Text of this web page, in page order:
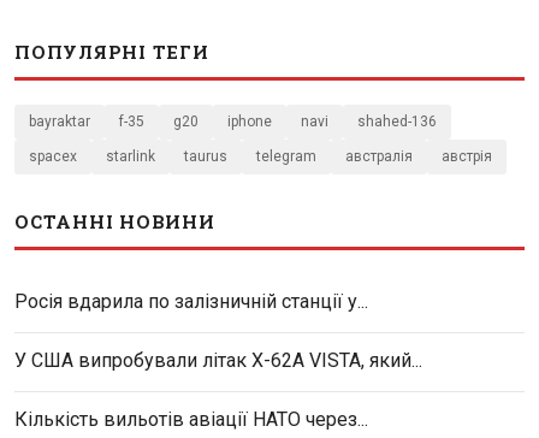
ПОПУЛЯРНІ ТЕГИ
bayraktar f-35 g20 iphone navi shahed-136
spacex starlink taurus telegram австралія австрія
ОСТАННІ НОВИНИ
Росія вдарила по залізничній станції у...
У США випробували літак X-62A VISTA, який...
Кількість вильотів авіації НАТО через...